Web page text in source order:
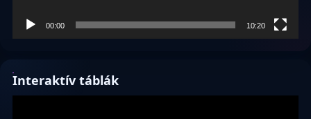
00:00 10:20
Interaktív táblák